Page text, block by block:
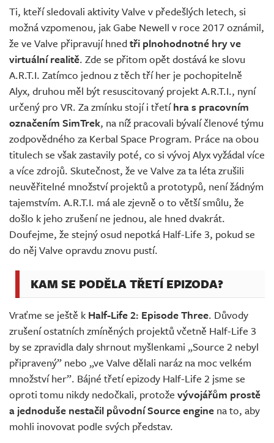
Ti, kteří sledovali aktivity Valve v předešlých letech, si
možná vzpomenou, jak Gabe Newell v roce 2017 oznámil,
že ve Valve připravují hnedtři plnohodnotné hry ve
virtuální realitě. Zde se přitom opět dostává ke slovu
A.R.T.I. Zatímco jednou z těch tří her je pochopitelně
Alyx, druhou měl být resuscitovaný projekt A.R.T.I., nyní
určený pro VR. Za zmínku stojí i třetíhra s pracovním
označením SimTrek, na níž pracovali bývalí členové týmu
zodpovědného za Kerbal Space Program. Práce na obou
titulech se však zastavily poté, co si vývoj Alyx vyžádal více
a více zdrojů. Skutečnost, že ve Valve za ta léta zrušili
neuvěřitelné množství projektů a prototypů, není žádným
tajemstvím. A.R.T.I. má ale zjevně o to větší smůlu, že
došlo k jeho zrušení ne jednou, ale hned dvakrát.
Doufejme, že stejný osud nepotká Half-Life 3, pokud se
do něj Valve opravdu znovu pustí.
KAM SE PODĚLA TŘETÍ EPIZODA?
Vraťme se ještě k Half-Life 2: Episode Three. Důvody
zrušení ostatních zmíněných projektů včetně Half-Life 3
by se zpravidla daly shrnout myšlenkami „Source 2 nebyl
připravený” nebo „ve Valve dělali naráz na moc velkém
množství her”. Bájné třetí epizody Half-Life 2 jsme se
oproti tomu nikdy nedočkali, protože vývojářům prostě
a jednoduše nestačil původní Source engine na to, aby
mohli inovovat podle svých představ.